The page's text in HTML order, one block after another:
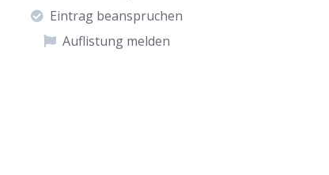
Eintrag beanspruchen
Auflistung melden